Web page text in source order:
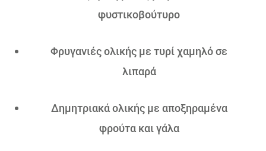
φυστικοβούτυρο
Φρυγανιές ολικής με τυρί χαμηλό σε
λιπαρά
Δημητριακά ολικής με αποξηραμένα
φρούτα και γάλα